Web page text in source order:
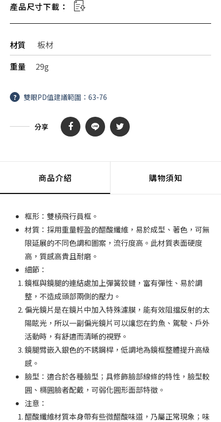
產品尺寸下載：
材質
板材
重量
29g
? 雙眼PD值建議範圍：63-76
分享
商品介紹 購物須知
框形：雙槓飛行員框。
材質：採用重量輕盈的醋酸纖維，易於成型、著色，可無
限延展的不同色調和圖案，流行度高。此材質表面硬度
高，質感高貴且耐磨。
細節：
鏡框與鏡腿的連結處加上彈簧鉸鏈，富有彈性、易於調
整，不造成頭部兩側的壓力。
偏光鏡片是在鏡片中加入特殊濾膜，能有效阻擋反射的太
陽眩光，所以一副偏光鏡片可以讓您在釣魚、駕駛、戶外
活動時，有舒適而清晰的視野。
鏡腿臂嵌入銀色的不銹鋼桿，低調地為鏡框整體提升高級
感。
臉型：適合於各種臉型；具修飾臉部線條的特性，臉型較
圓、橢圓臉者配戴，可弱化圓形面部特徵。
注意：
醋酸纖維材質本身帶有些微醋酸味道，乃屬正常現象；味